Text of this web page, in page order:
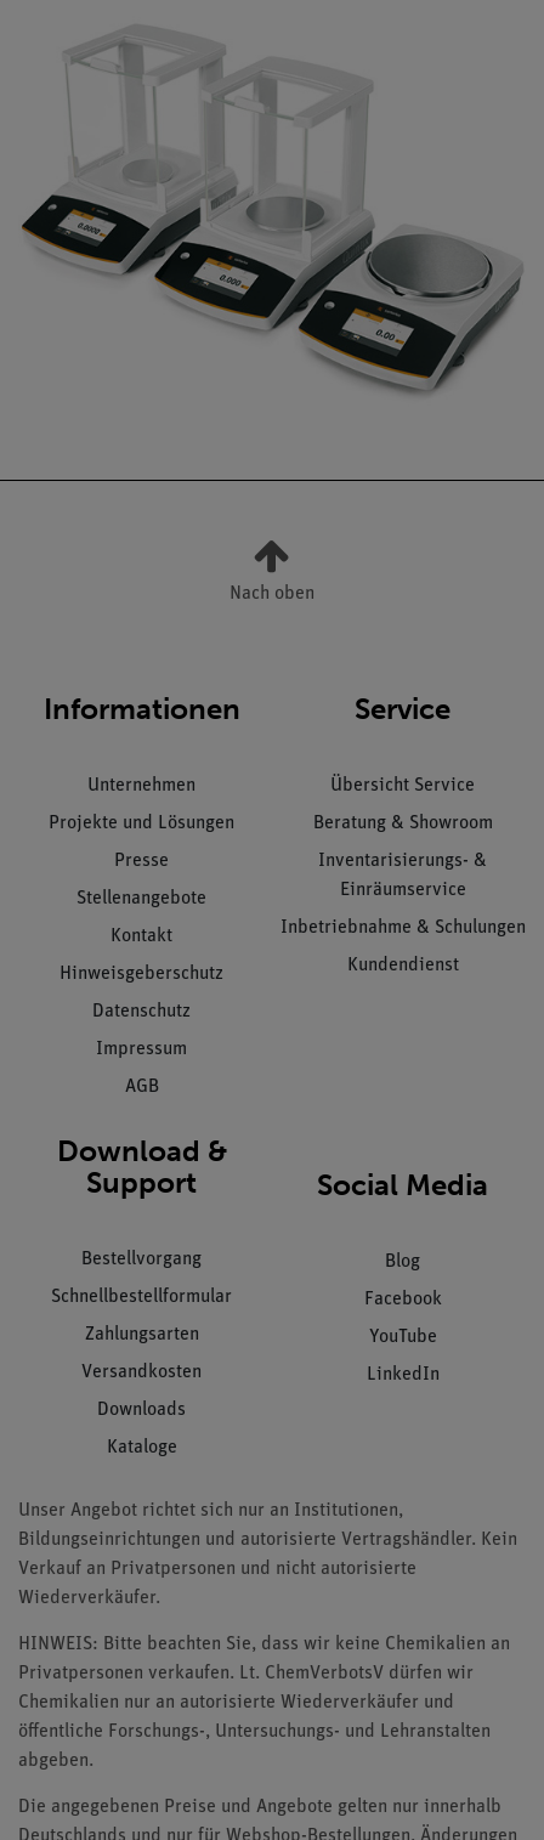
Nach oben
Informationen
Unternehmen
Projekte und Lösungen
Presse
Stellenangebote
Kontakt
Hinweisgeberschutz
Datenschutz
Impressum
AGB
Service
Übersicht Service
Beratung & Showroom
Inventarisierungs- &
Einräumservice
Inbetriebnahme & Schulungen
Kundendienst
Download &
Support
Bestellvorgang
Schnellbestellformular
Zahlungsarten
Versandkosten
Downloads
Kataloge
Social Media
Blog
Facebook
YouTube
LinkedIn
Unser Angebot richtet sich nur an Institutionen,
Bildungseinrichtungen und autorisierte Vertragshändler. Kein
Verkauf an Privatpersonen und nicht autorisierte
Wiederverkäufer.
HINWEIS: Bitte beachten Sie, dass wir keine Chemikalien an
Privatpersonen verkaufen. Lt. ChemVerbotsV dürfen wir
Chemikalien nur an autorisierte Wiederverkäufer und
öffentliche Forschungs-, Untersuchungs- und Lehranstalten
abgeben.
Die angegebenen Preise und Angebote gelten nur innerhalb
Deutschlands und nur für Webshop-Bestellungen. Änderungen